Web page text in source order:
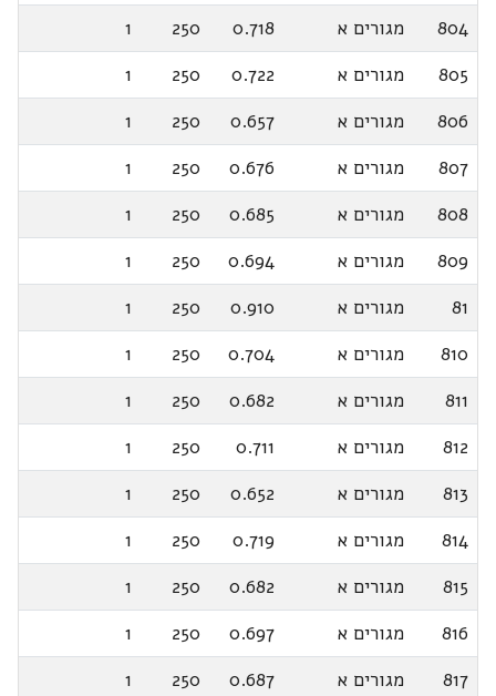
804
מגורים א 0.718
250
1
805
מגורים א 0.722
250
1
806
מגורים א 0.657
250
1
807
מגורים א 0.676
250
1
808
מגורים א 0.685
250
1
809
מגורים א 0.694
250
1
81
מגורים א 0.910
250
1
810
מגורים א 0.704
250
1
811
מגורים א 0.682
250
1
812
מגורים א 0.711
250
1
813
מגורים א 0.652
250
1
814
מגורים א 0.719
250
1
815
מגורים א 0.682
250
1
816
מגורים א 0.697
250
1
817
מגורים א 0.687
250
1